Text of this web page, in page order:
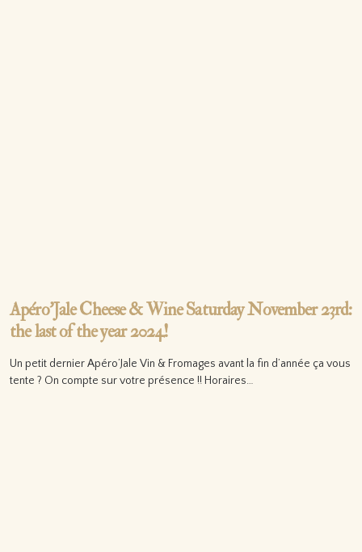
Apéro’Jale Cheese & Wine Saturday November 23rd:
the last of the year 2024!
Un petit dernier Apéro’Jale Vin & Fromages avant la fin d’année ça vous
tente ? On compte sur votre présence !! Horaires…